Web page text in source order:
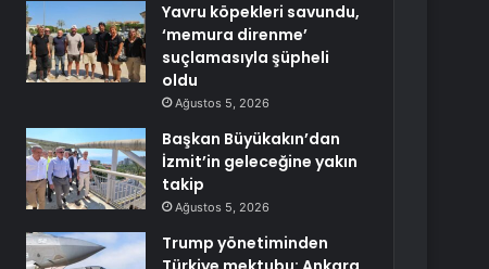
Yavru köpekleri savundu,
‘memura direnme’
suçlamasıyla şüpheli
oldu
Ağustos 5, 2026
Başkan Büyükakın’dan
İzmit’in geleceğine yakın
takip
Ağustos 5, 2026
Trump yönetiminden